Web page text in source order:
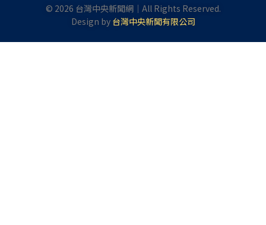
© 2026 台灣中央新聞網｜All Rights Reserved.
Design by 台灣中央新聞有限公司